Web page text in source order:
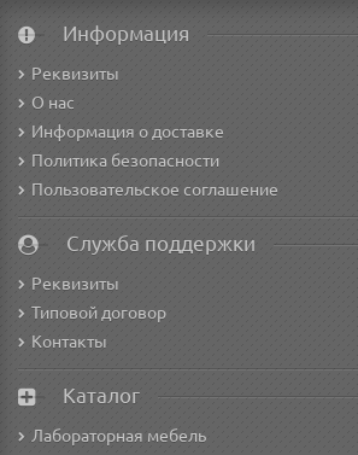
Информация
Реквизиты
О нас
Информация о доставке
Политика безопасности
Пользовательское соглашение
Служба поддержки
Реквизиты
Типовой договор
Контакты
Каталог
Лабораторная мебель